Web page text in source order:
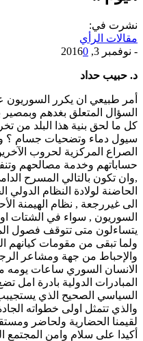
نشرت في:
مقالات الرأي
- نوفمبر 3, 2016 0
د. حبيب حداد
أمر طبيعي ان يكرر
السؤال المتعلق بغدهم وبمصير
كل ما لحق بنية هذا البلد من
سيول دماء وتضحيات جسام ؟
الصراع المركزية لحروب
حساباتهم وخدمة مصالحهم
,وان تكون بالتالي المسرح
الحاضنة لولادة النظام
الى غيررجعة , نظام الهيمنة
السوريون , سواء في الشتات
يتساءلون متى تتوقف فصول
ولما تبقى من مقومات كيانهم
والإحباط من جهة ومشاعر
الانسان السوري ساعات يومه
المبادرات الدولية بادرة
السياسي الصحيح الذي
والذي تتمثل اولى خطواته
لقيمنا الحضارية ولحاضر
أكيدا على سلام وامن المجتمع